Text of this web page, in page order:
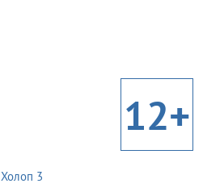
12+
Холоп 3